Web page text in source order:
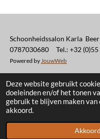
Deze website gebruikt
doeleinden en/of het tonen
gebruik te blijven maken van
akkoord.
Akkoord
Schoonheidssalon Karla
0787030680 Tel.: +32 (0)55
Powered by JouwWeb